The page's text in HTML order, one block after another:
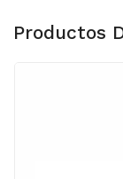
Productos